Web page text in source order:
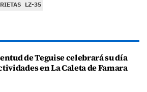
LZ-35
de Teguise celebrará su día
en La Caleta de Famara